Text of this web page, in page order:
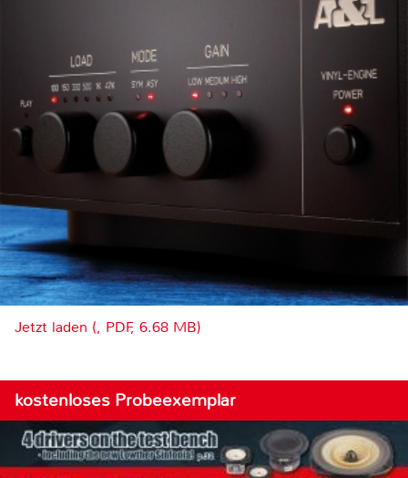
Jetzt laden (, PDF, 6.68 MB)
kostenloses Probeexemplar